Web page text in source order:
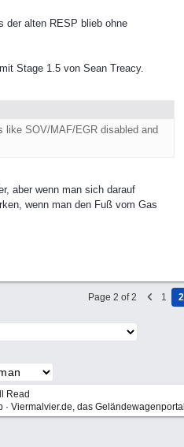
der alten RESP blieb ohne
Stage 1.5 von Sean Treacy.
like SOV/MAF/EGR disabled and
aber wenn man sich darauf
wenn man den Fuß vom Gas
Page 2 of 2 1
2
Read
· Viermalvier.de, das